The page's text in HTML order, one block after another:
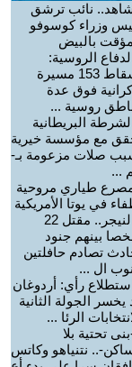
نائب ترشق
وزراء كوسوفو
بالبيض
الروسية:
إسقاط 153 مسيرة
فوق عدة
روسية ...
البريطانية
مع مؤسسة خيرية
صلات مزعومة بـ-
...
طياري مروحية
في يوتا الأمريكية
النيجر.. مقتل 22
بينهم جنود
تصادم حافلتين
ال ...
رأي: أردوغان
يخسر الجولة الثانية
الرئا ...
تحتية بلا
.. نتنياهو وكاتس